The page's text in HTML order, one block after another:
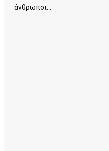
άνθρωποι...